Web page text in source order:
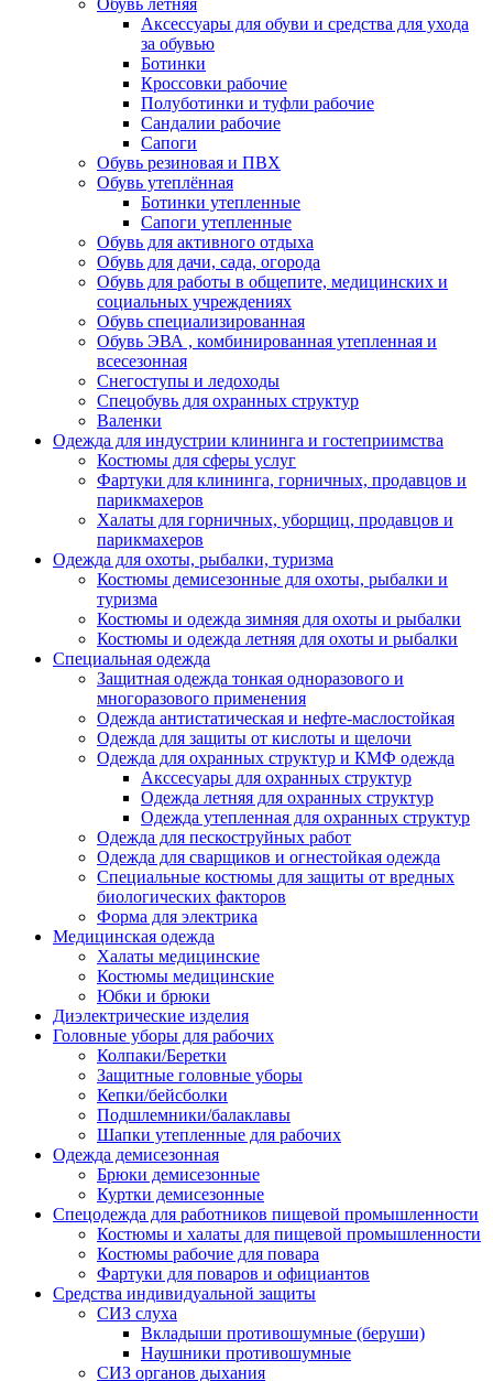
Аксессуары для обуви и средства для ухода
за обувью
Ботинки
Кроссовки рабочие
Полуботинки и туфли рабочие
Сандалии рабочие
Сапоги
Обувь резиновая и ПВХ
Обувь утеплённая
Ботинки утепленные
Сапоги утепленные
Обувь для активного отдыха
Обувь для дачи, сада, огорода
Обувь для работы в общепите, медицинских и
социальных учреждениях
Обувь специализированная
Обувь ЭВА , комбинированная утепленная и
всесезонная
Снегоступы и ледоходы
Спецобувь для охранных структур
Валенки
Одежда для индустрии клининга и гостеприимства
Костюмы для сферы услуг
Фартуки для клининга, горничных, продавцов и
парикмахеров
Халаты для горничных, уборщиц, продавцов и
парикмахеров
Одежда для охоты, рыбалки, туризма
Костюмы демисезонные для охоты, рыбалки и
туризма
Костюмы и одежда зимняя для охоты и рыбалки
Костюмы и одежда летняя для охоты и рыбалки
Специальная одежда
Защитная одежда тонкая одноразового и
многоразового применения
Одежда антистатическая и нефте-маслостойкая
Одежда для защиты от кислоты и щелочи
Одежда для охранных структур и КМФ одежда
Акссесуары для охранных структур
Одежда летняя для охранных структур
Одежда утепленная для охранных структур
Одежда для пескоструйных работ
Одежда для сварщиков и огнестойкая одежда
Специальные костюмы для защиты от вредных
биологических факторов
Форма для электрика
Медицинская одежда
Халаты медицинские
Костюмы медицинские
Юбки и брюки
Диэлектрические изделия
Головные уборы для рабочих
Колпаки/Беретки
Защитные головные уборы
Кепки/бейсболки
Подшлемники/балаклавы
Шапки утепленные для рабочих
Одежда демисезонная
Брюки демисезонные
Куртки демисезонные
Спецодежда для работников пищевой промышленности
Костюмы и халаты для пищевой промышленности
Костюмы рабочие для повара
Фартуки для поваров и официантов
Средства индивидуальной защиты
СИЗ слуха
Вкладыши противошумные (беруши)
Наушники противошумные
СИЗ органов дыхания